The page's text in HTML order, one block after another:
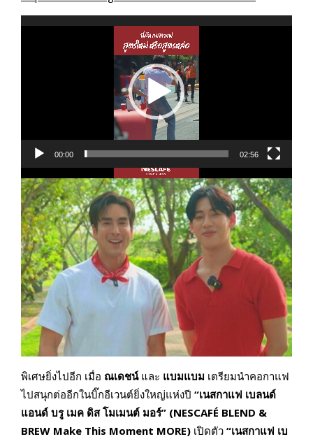
ตัว
00:00 02:56
พิเศษยิ่งไปอีก เมื่อ ณเดชน์ และ แบมแบม เตรียมนำคอกาแฟ
ไปสนุกต่ออีกในบิ๊กอีเวนต์ยิ่งใหญ่แห่งปี “เนสกาแฟ เบลนด์
แอนด์ บรู เมค ดิส โมเมนต์ มอร์” (NESCAFÉ BLEND &
BREW Make This Moment MORE) เปิดตัว “เนสกาแฟ เบ